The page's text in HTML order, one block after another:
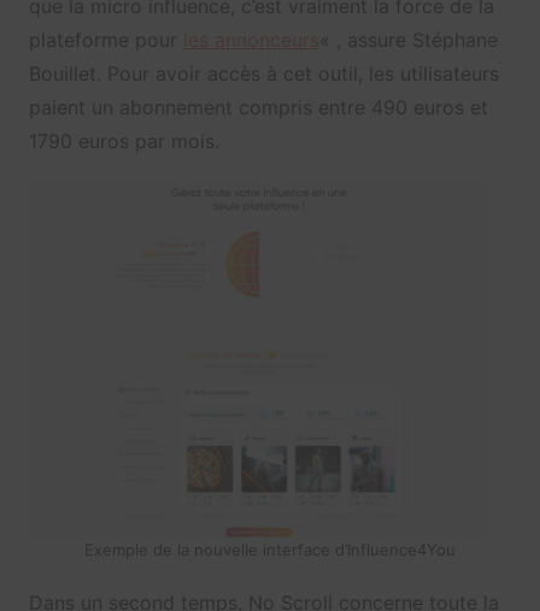
que la micro influence, c’est vraiment la force de la
plateforme pour
« , assure Stéphane
Bouillet. Pour avoir accès à cet outil, les utilisateurs
paient un abonnement compris entre 490 euros et
1790 euros par mois.
Exemple de la nouvelle interface d’Influence4You
Dans un second temps, No Scroll concerne toute la